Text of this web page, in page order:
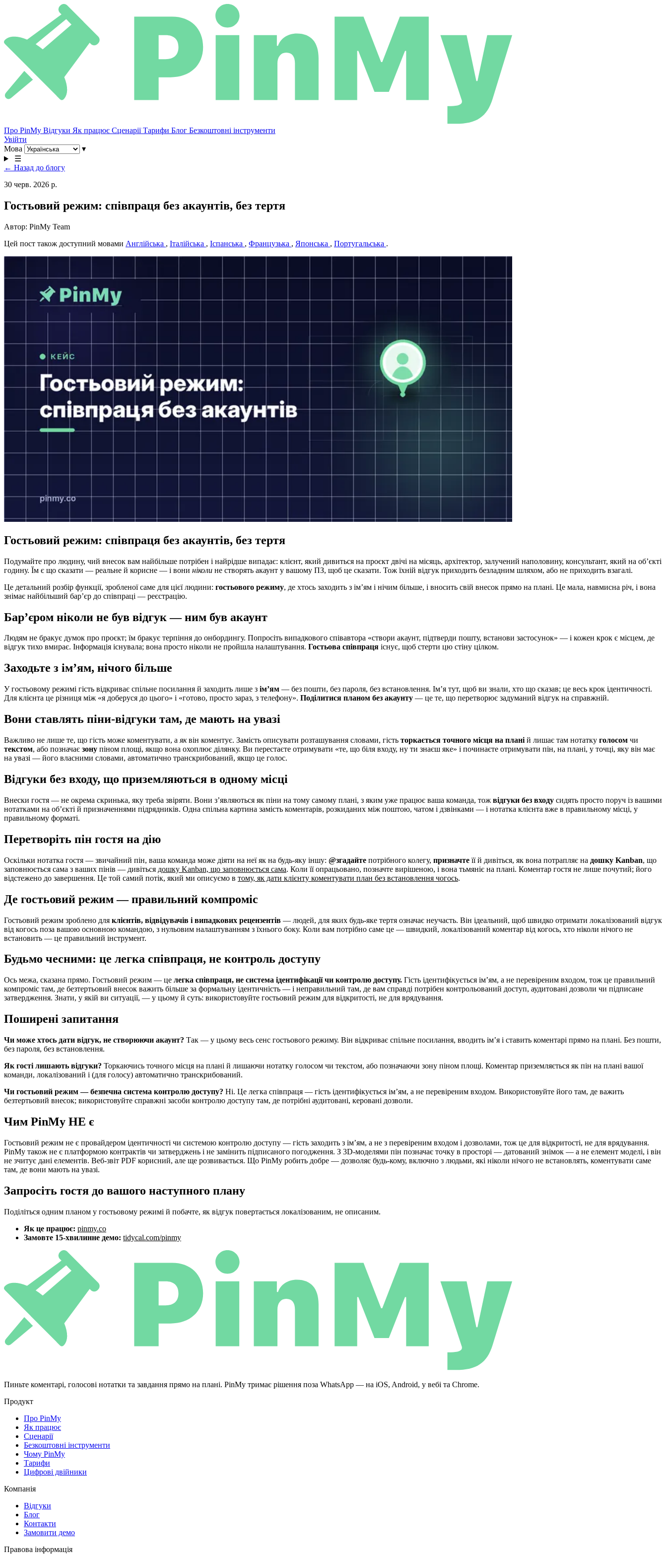
Про PinMy Відгуки Як працює СценаріїТарифи Блог Безкоштовні інструменти
Увійти
Мова
▾
☰
← Назад до блогу
30 черв. 2026 р.
Гостьовий режим: співпраця без акаунтів, без тертя
Автор: PinMy Team
Цей пост також доступний мовами Англійська , Італійська , Іспанська , Французька , Японська , Португальська .
Гостьовий режим: співпраця без акаунтів, без тертя
Подумайте про людину, чий внесок вам найбільше потрібен і найрідше випадає: клієнт, який дивиться на проєкт двічі на місяць, архітектор, залучений наполовину, консультант, який на об’єкті
годину. Їм є що сказати — реальне й корисне — і вони ніколи не створять акаунт у вашому ПЗ, щоб це сказати. Тож їхній відгук приходить безладним шляхом, або не приходить взагалі.
Це детальний розбір функції, зробленої саме для цієї людини: гостьового режиму, де хтось заходить з ім’ям і нічим більше, і вносить свій внесок прямо на плані. Це мала, навмисна річ, і вона
знімає найбільший бар’єр до співпраці — реєстрацію.
Бар’єром ніколи не був відгук — ним був акаунт
Людям не бракує думок про проєкт; їм бракує терпіння до онбордингу. Попросіть випадкового співавтора «створи акаунт, підтверди пошту, встанови застосунок» — і кожен крок є місцем, де
відгук тихо вмирає. Інформація існувала; вона просто ніколи не пройшла налаштування. Гостьова співпраця існує, щоб стерти цю стіну цілком.
Заходьте з ім’ям, нічого більше
У гостьовому режимі гість відкриває спільне посилання й заходить лише з ім’ям — без пошти, без пароля, без встановлення. Ім’я тут, щоб ви знали, хто що сказав; це весь крок ідентичності.
Для клієнта це різниця між «я доберуся до цього» і «готово, просто зараз, з телефону». Поділитися планом без акаунту — це те, що перетворює задуманий відгук на справжній.
Вони ставлять піни-відгуки там, де мають на увазі
Важливо не лише те, що гість може коментувати, а яквін коментує. Замість описувати розташування словами, гість торкається точного місця на плані й лишає там нотатку голосом чи
текстом, або позначає зону піном площі, якщо вона охоплює ділянку. Ви перестаєте отримувати «те, що біля входу, ну ти знаєш яке» і починаєте отримувати пін, на плані, у точці, яку він має
на увазі — його власними словами, автоматично транскрибований, якщо це голос.
Відгуки без входу, що приземляються в одному місці
Внески гостя — не окрема скринька, яку треба звіряти. Вони з’являються як піни на тому самому плані, з яким уже працює ваша команда, тож відгуки без входу сидять просто поруч із вашими
нотатками на об’єкті й призначеннями підрядників. Одна спільна картина замість коментарів, розкиданих між поштою, чатом і дзвінками — і нотатка клієнта вже в правильному місці, у
правильному форматі.
Перетворіть пін гостя на дію
Оскільки нотатка гостя — звичайний пін, ваша команда може діяти на неї як на будь-яку іншу: @згадайте потрібного колегу, призначте її й дивіться, як вона потрапляє на дошку Kanban, що
заповнюється сама з ваших пінів — дивіться дошку Kanban, що заповнюється сама. Коли її опрацьовано, позначте вирішеною, і вона тьмяніє на плані. Коментар гостя не лише почутий; його
відстежено до завершення. Це той самий потік, який ми описуємо в тому, як дати клієнту коментувати план без встановлення чогось.
Де гостьовий режим — правильний компроміс
Гостьовий режим зроблено для клієнтів, відвідувачів і випадкових рецензентів — людей, для яких будь-яке тертя означає неучасть. Він ідеальний, щоб швидко отримати локалізований відгук
від когось поза вашою основною командою, з нульовим налаштуванням з їхнього боку. Коли вам потрібно саме це — швидкий, локалізований коментар від когось, хто ніколи нічого не
встановить — це правильний інструмент.
Будьмо чесними: це легка співпраця, не контроль доступу
Ось межа, сказана прямо. Гостьовий режим — це легка співпраця, не система ідентифікації чи контролю доступу. Гість ідентифікується ім’ям, а не перевіреним входом, тож це правильний
компроміс там, де безтертьовий внесок важить більше за формальну ідентичність — і неправильний там, де вам справді потрібен контрольований доступ, аудитовані дозволи чи підписане
затвердження. Знати, у якій ви ситуації, — у цьому й суть: використовуйте гостьовий режим для відкритості, не для врядування.
Поширені запитання
Чи може хтось дати відгук, не створюючи акаунт? Так — у цьому весь сенс гостьового режиму. Він відкриває спільне посилання, вводить ім’я і ставить коментарі прямо на плані. Без пошти,
без пароля, без встановлення.
Як гості лишають відгуки? Торкаючись точного місця на плані й лишаючи нотатку голосом чи текстом, або позначаючи зону піном площі. Коментар приземляється як пін на плані вашої
команди, локалізований і (для голосу) автоматично транскрибований.
Чи гостьовий режим — безпечна система контролю доступу? Ні. Це легка співпраця — гість ідентифікується ім’ям, а не перевіреним входом. Використовуйте його там, де важить
безтертьовий внесок; використовуйте справжні засоби контролю доступу там, де потрібні аудитовані, керовані дозволи.
Чим PinMy НЕ є
Гостьовий режим не є провайдером ідентичності чи системою контролю доступу — гість заходить з ім’ям, а не з перевіреним входом і дозволами, тож це для відкритості, не для врядування.
PinMy також не є платформою контрактів чи затверджень і не замінить підписаного погодження. З 3D-моделями пін позначає точку в просторі — датований знімок — а не елемент моделі, і він
не зчитує дані елементів. Веб-звіт PDF корисний, але ще розвивається. Що PinMy робить добре — дозволяє будь-кому, включно з людьми, які ніколи нічого не встановлять, коментувати саме
там, де вони мають на увазі.
Запросіть гостя до вашого наступного плану
Поділіться одним планом у гостьовому режимі й побачте, як відгук повертається локалізованим, не описаним.
Як це працює: pinmy.co
Замовте 15-хвилинне демо: tidycal.com/pinmy
Пиньте коментарі, голосові нотатки та завдання прямо на плані. PinMy тримає рішення поза WhatsApp — на iOS, Android, у вебі та Chrome.
Продукт
Про PinMy
Як працює
Сценарії
Безкоштовні інструменти
Чому PinMy
Тарифи
Цифрові двійники
Компанія
Відгуки
Блог
Контакти
Замовити демо
Правова інформація